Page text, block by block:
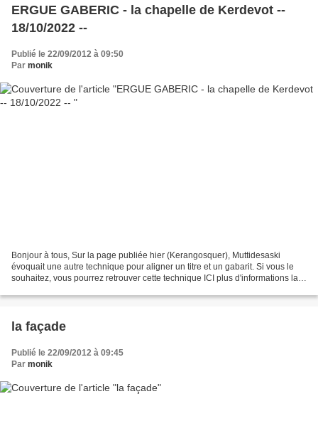
ERGUE GABERIC - la chapelle de Kerdevot --
18/10/2022 --
Publié le 22/09/2012 à 09:50
Par monik
Bonjour à tous, Sur la page publiée hier (Kerangosquer), Muttidesaski
évoquait une autre technique pour aligner un titre et un gabarit. Si vous le
souhaitez, vous pourrez retrouver cette technique ICI plus d'informations la
la façade
Publié le 22/09/2012 à 09:45
Par monik